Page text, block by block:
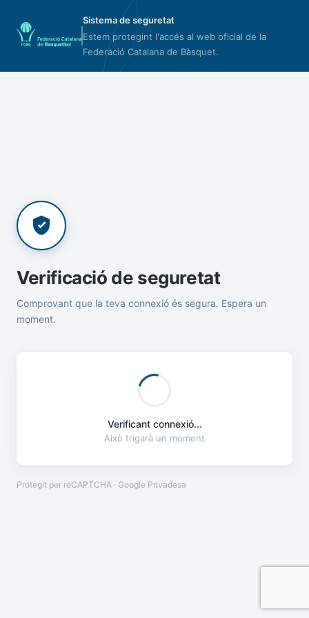
Sistema de seguretat
Estem protegint l'accés al web oficial de la
Federació Catalana de Bàsquet.
Verificació de seguretat
Comprovant que la teva connexió és segura. Espera un
moment.
Verificant connexió...
Això trigarà un moment
Protegit per reCAPTCHA · Google Privadesa